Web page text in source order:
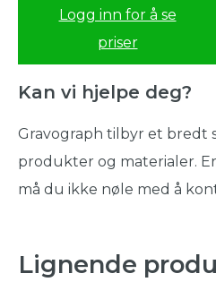
Logg inn for å se
priser
Kan vi hjelpe deg?
Gravograph tilbyr et bredt
produkter og materialer.
må du ikke nøle med å
Lignende